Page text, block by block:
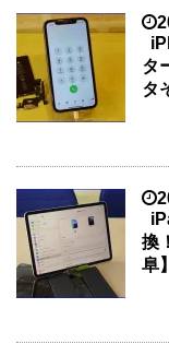
タ
タ
換
阜】